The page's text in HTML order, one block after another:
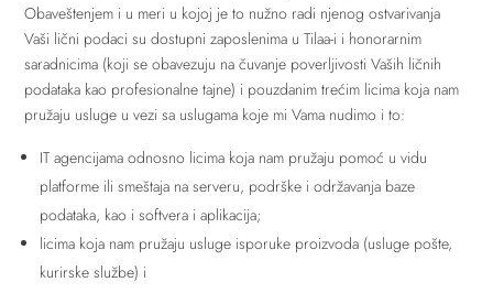
Obaveštenjem i u meri u kojoj je to nužno radi njenog ostvarivanja
Vaši lični podaci su dostupni zaposlenima u Tilaa-i i honorarnim
saradnicima (koji se obavezuju na čuvanje poverljivosti Vaših ličnih
podataka kao profesionalne tajne) i pouzdanim trećim licima koja nam
pružaju usluge u vezi sa uslugama koje mi Vama nudimo i to:
IT agencijama odnosno licima koja nam pružaju pomoć u vidu
platforme ili smeštaja na serveru, podrške i održavanja baze
podataka, kao i softvera i aplikacija;
licima koja nam pružaju usluge isporuke proizvoda (usluge pošte,
kurirske službe) i